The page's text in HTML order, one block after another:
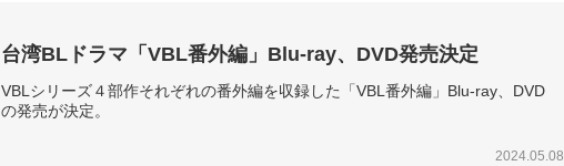
台湾BLドラマ「VBL番外編」Blu-ray、DVD発売決定
VBLシリーズ４部作それぞれの番外編を収録した「VBL番外編」Blu-ray、DVD
の発売が決定。
2024.05.08